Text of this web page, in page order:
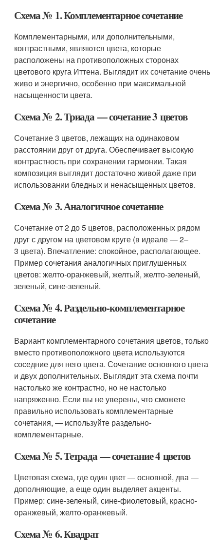
Схема № 1. Комплементарное сочетание
Комплементарными, или дополнительными,
контрастными, являются цвета, которые
расположены на противоположных сторонах
цветового круга Иттена. Выглядит их сочетание очень
живо и энергично, особенно при максимальной
насыщенности цвета.
Схема № 2. Триада — сочетание 3 цветов
Сочетание 3 цветов, лежащих на одинаковом
расстоянии друг от друга. Обеспечивает высокую
контрастность при сохранении гармонии. Такая
композиция выглядит достаточно живой даже при
использовании бледных и ненасыщенных цветов.
Схема № 3. Аналогичное сочетание
Сочетание от 2 до 5 цветов, расположенных рядом
друг с другом на цветовом круге (в идеале — 2–
3 цвета). Впечатление: спокойное, располагающее.
Пример сочетания аналогичных приглушенных
цветов: желто-оранжевый, желтый, желто-зеленый,
зеленый, сине-зеленый.
Схема № 4. Раздельно-комплементарное
сочетание
Вариант комплементарного сочетания цветов, только
вместо противоположного цвета используются
соседние для него цвета. Сочетание основного цвета
и двух дополнительных. Выглядит эта схема почти
настолько же контрастно, но не настолько
напряженно. Если вы не уверены, что сможете
правильно использовать комплементарные
сочетания, — используйте раздельно-
комплементарные.
Схема № 5. Тетрада — сочетание 4 цветов
Цветовая схема, где один цвет — основной, два —
дополняющие, а еще один выделяет акценты.
Пример: сине-зеленый, сине-фиолетовый, красно-
оранжевый, желто-оранжевый.
Схема № 6. Квадрат